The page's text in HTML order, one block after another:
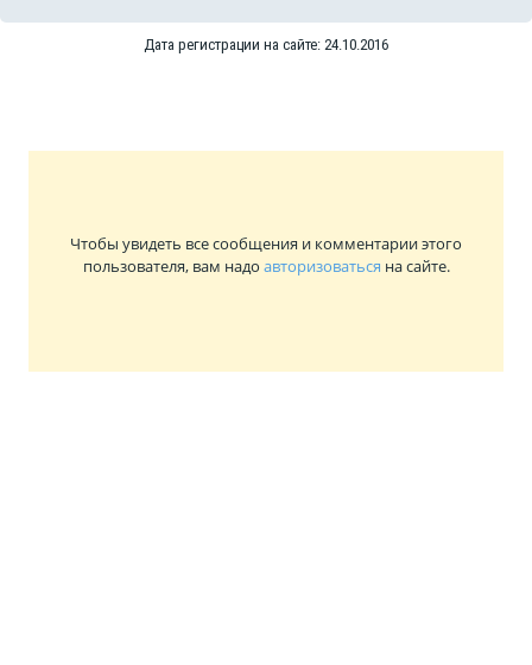
Дата регистрации на сайте: 24.10.2016
Чтобы увидеть все сообщения и комментарии этого
пользователя, вам надо авторизоваться на сайте.